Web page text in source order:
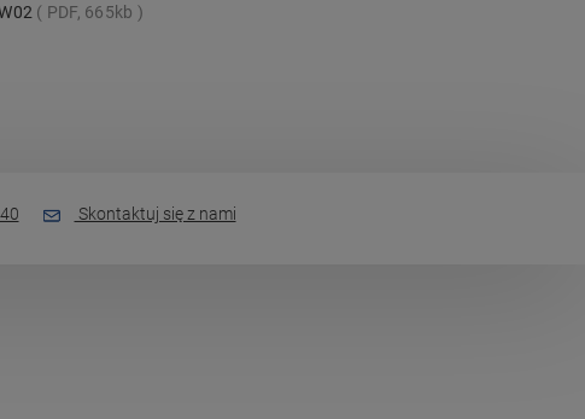
PDF, 665kb
Skontaktuj się z nami